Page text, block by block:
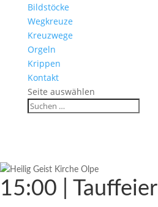
Bild­stöcke
Wegkreuze
Kreuz­wege
Orgeln
Krippen
Kontakt
Seite auswählen
15:00 | Tauffeier